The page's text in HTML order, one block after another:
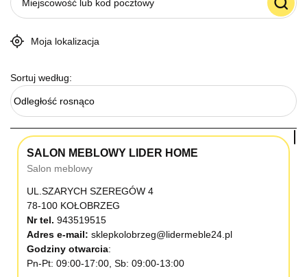
Moja lokalizacja
Sortuj według:
Odległość rosnąco
SALON MEBLOWY LIDER HOME
Salon meblowy
UL.SZARYCH SZEREGÓW 4
78-100 KOŁOBRZEG
Nr tel. 943519515
Adres e-mail: sklepkolobrzeg@lidermeble24.pl
Godziny otwarcia
Pn-Pt: 09:00-17:00, Sb: 09:00-13:00